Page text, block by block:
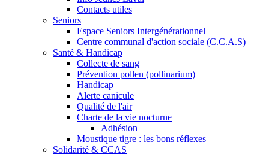
Contacts utiles
Seniors
Espace Seniors Intergénérationnel
Centre communal d'action sociale (C.C.A.S)
Santé & Handicap
Collecte de sang
Prévention pollen (pollinarium)
Handicap
Alerte canicule
Qualité de l'air
Charte de la vie nocturne
Adhésion
Moustique tigre : les bons réflexes
Solidarité & CCAS